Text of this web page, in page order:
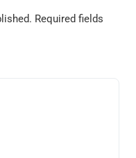
Required fields